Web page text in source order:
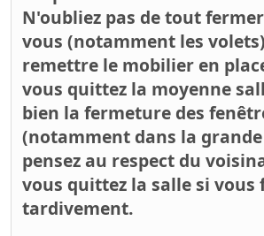
N'oubliez pas de tout
vous (notamment les
remettre le mobilier en
vous quittez la moyenne
bien la fermeture des
(notamment dans la
pensez au respect du
vous quittez la salle si vous
tardivement.